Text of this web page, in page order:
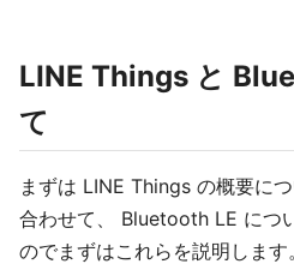
LINE Things と
て
まずは LINE Things の概要に
合わせて、 Bluetooth LE につ
のでまずはこれらを説明します。